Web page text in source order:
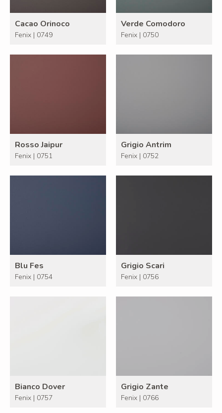
Cacao Orinoco
Fenix | 0749
Verde Comodoro
Fenix | 0750
Rosso Jaipur
Fenix | 0751
Grigio Antrim
Fenix | 0752
Blu Fes
Fenix | 0754
Grigio Scari
Fenix | 0756
Bianco Dover
Fenix | 0757
Grigio Zante
Fenix | 0766